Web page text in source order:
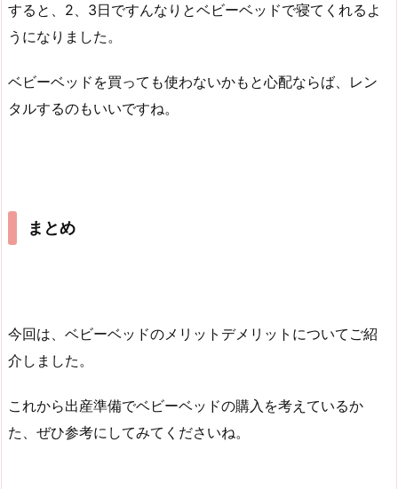
すると、2、3日ですんなりとベビーベッドで寝てくれるよ
うになりました。
ベビーベッドを買っても使わないかもと心配ならば、レン
タルするのもいいですね。
まとめ
今回は、ベビーベッドのメリットデメリットについてご紹
介しました。
これから出産準備でベビーベッドの購入を考えているか
た、ぜひ参考にしてみてくださいね。